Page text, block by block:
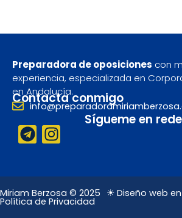
Preparadora de oposiciones con
experiencia, especializada en
en Andalucía.
Contacta conmigo
Sígueme en
T
e
e
g
r
I
n
t
a
g
Miriam Berzosa © 2025 ☀ Diseño web
Política de Privacidad